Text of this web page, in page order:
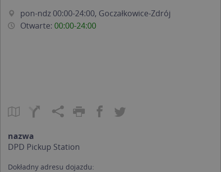
pon-ndz 00:00-24:00, Goczałkowice-Zdrój
Otwarte: 00:00-24:00
nazwa
DPD Pickup Station
Dokładny adresu dojazdu: